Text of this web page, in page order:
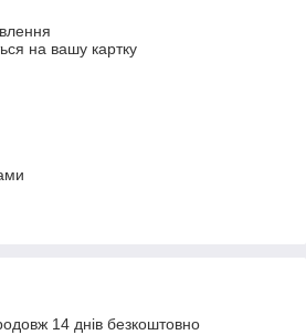
на вашу картку
14 днів безкоштовно